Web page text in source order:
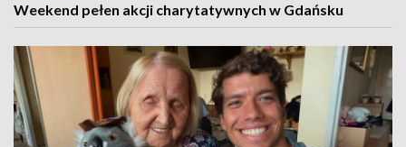
Weekend pełen akcji charytatywnych w Gdańsku